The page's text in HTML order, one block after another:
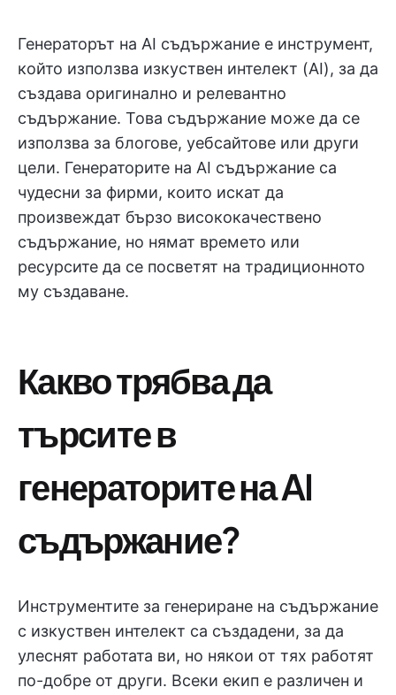
Генераторът на AI съдържание е инструмент,
който използва изкуствен интелект (AI), за да
създава оригинално и релевантно
съдържание. Това съдържание може да се
използва за блогове, уебсайтове или други
цели. Генераторите на AI съдържание са
чудесни за фирми, които искат да
произвеждат бързо висококачествено
съдържание, но нямат времето или
ресурсите да се посветят на традиционното
му създаване.
Какво трябва да
търсите в
генераторите на AI
съдържание?
Инструментите за генериране на съдържание
с изкуствен интелект са създадени, за да
улеснят работата ви, но някои от тях работят
по-добре от други. Всеки екип е различен и